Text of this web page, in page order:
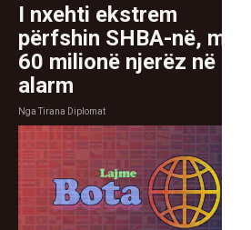
I nxehti ekstrem
përfshin SHBA-në, mbi
60 milionë njerëz në
alarm
NgaTirana Diplomat